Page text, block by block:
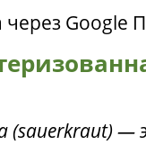
Google
(sauerkraut) —